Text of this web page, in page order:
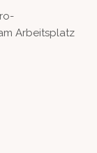
Arbeitsplatz